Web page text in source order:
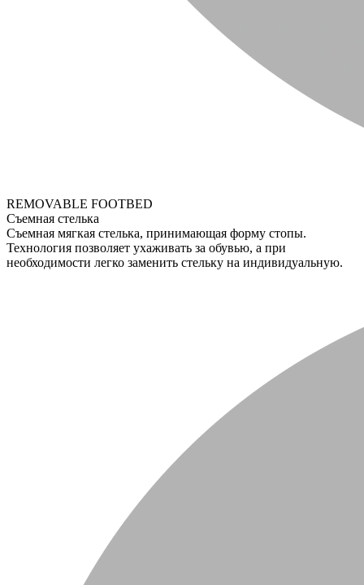
REMOVABLE FOOTBED
Съемная стелька
Съемная мягкая стелька, принимающая форму стопы.
Технология позволяет ухаживать за обувью, а при
необходимости легко заменить стельку на индивидуальную.